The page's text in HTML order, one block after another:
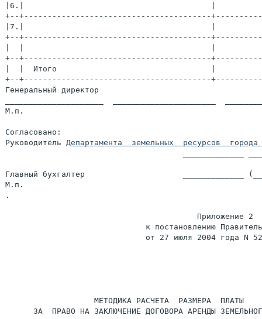
|6.|                                        |
+--+----------------------------------------
|7.|                                        |
+--+----------------------------------------
+--+----------------------------------------
|  |  Итого                                 |
+--+----------------------------------------
Генеральный директор
М.п.
Согласовано:
Руководитель Департамента  земельных  ресурсов
Главный бухгалтер                     _____________
М.п.
.
                                         Приложение 2
к постановлению
от 27 июля 2004 года N
                   МЕТОДИКА РАСЧЕТА  РАЗМЕРА  ПЛАТЫ
ЗА  ПРАВО НА ЗАКЛЮЧЕНИЕ ДОГОВОРА АРЕНДЫ